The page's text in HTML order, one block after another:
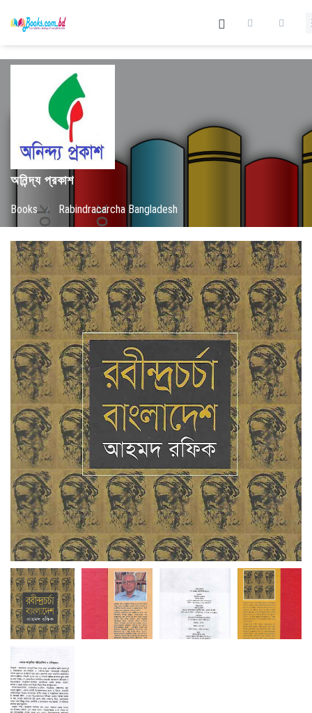
অনিন্দ্য প্রকাশ
Books / Rabindracarcha Bangladesh